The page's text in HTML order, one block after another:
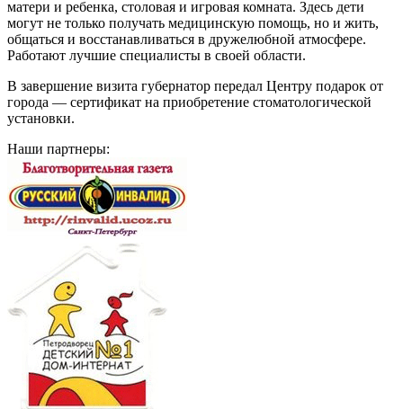
матери и ребенка, столовая и игровая комната. Здесь дети
могут не только получать медицинскую помощь, но и жить,
общаться и восстанавливаться в дружелюбной атмосфере.
Работают лучшие специалисты в своей области.
В завершение визита губернатор передал Центру подарок от
города — сертификат на приобретение стоматологической
установки.
Наши партнеры: